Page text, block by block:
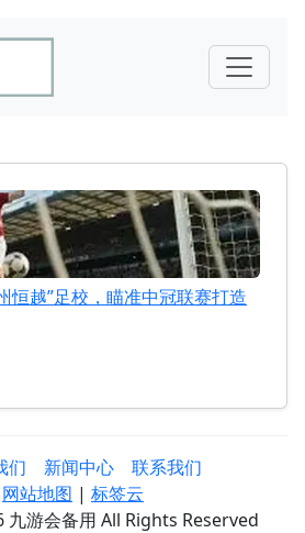
恒越”足校，瞄准中冠联赛打造
们 新闻中心
联系我们
网站地图 | 标签云
游会备用 All Rights Reserved